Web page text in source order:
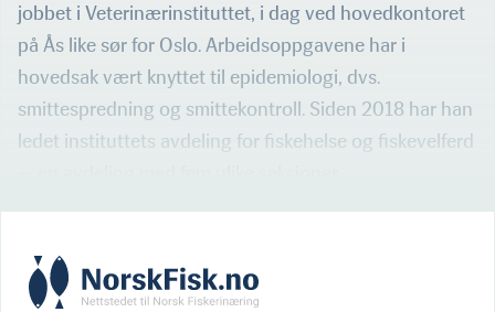
jobbet i Veterinærinstituttet, i dag ved hovedkontoret
på Ås like sør for Oslo. Arbeidsoppgavene har i
hovedsak vært knyttet til epidemiologi, dvs.
smittespredning og smittekontroll. Siden 2018 har han
ledet instituttets avdeling for fiskehelse og fiskevelferd